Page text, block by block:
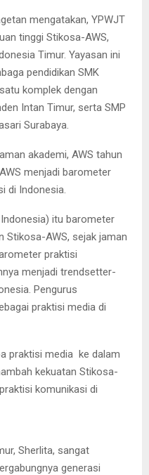
mengatakan, YPWJT
tinggi Stikosa-AWS,
Timur. Yayasan ini
pendidikan SMK
komplek dengan
Intan Timur, serta SMP
Surabaya.
akademi, AWS tahun
menjadi barometer
di Indonesia.
itu barometer
Stikosa-AWS, sejak jaman
praktisi
menjadi trendsetter-
Pengurus
praktisi media di
praktisi media ke dalam
kekuatan Stikosa-
komunikasi di
2027 resmi dilantik Ketua
di ruang Multi Media
(15/3/2023)
Sherlita, sangat
generasi